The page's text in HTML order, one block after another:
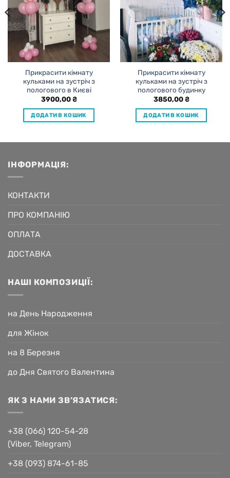
Прикрасити кімнату
кульками на зустріч з
пологового в Києві
3900,00₴
ДОДАТИ В КОШИК
Прикрасити кімнату
кульками на зустріч з
пологового будинку
3850,00₴
ДОДАТИ В КОШИК
ІНФОРМАЦІЯ:
КОНТАКТИ
ПРО КОМПАНІЮ
ОПЛАТА
ДОСТАВКА
НАШІ КОМПОЗИЦІЇ:
на День Народження
для Жінок
на 8 Березня
до Дня Святого Валентина
ЯК З НАМИ ЗВ’ЯЗАТИСЯ:
+38 (066) 120-54-28
(Viber, Telegram)
+38 (093) 874-61-85